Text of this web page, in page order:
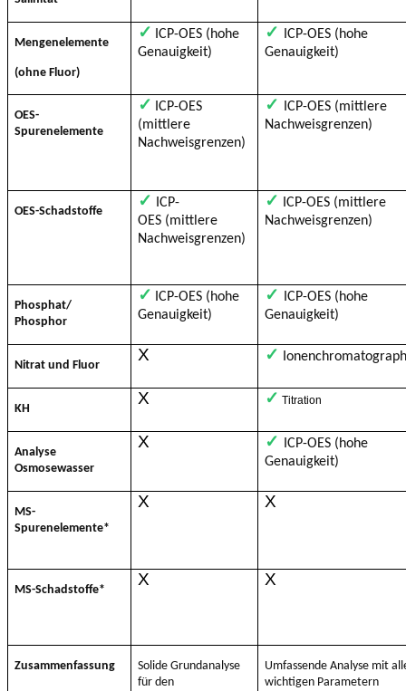
Mengenelemente
(ohne Fluor)
✓ ICP-OES (hohe
Genauigkeit)
✓
ICP-OES (hohe
Genauigkeit)
OES-
Spurenelemente
✓ ICP-OES
(mittlere
Nachweisgrenzen)
✓
ICP-OES (mittlere
Nachweisgrenzen)
OES-Schadstoffe
✓
ICP-
OES (mittlere
Nachweisgrenzen)
✓
ICP-OES (mittlere
Nachweisgrenzen)
Phosphat/
Phosphor
✓ ICP-OES (hohe
Genauigkeit)
✓
ICP-OES (hohe
Genauigkeit)
Nitrat und Fluor
X ✓
KH
X ✓ Titration
Analyse
Osmosewasser
X ✓
ICP-OES (hohe
Genauigkeit)
MS-
Spurenelemente*
X X
MS-Schadstoffe*
X X
Zusammenfassung
Solide Grundanalyse
für den
Umfassende Analyse mit
wichtigen Parametern